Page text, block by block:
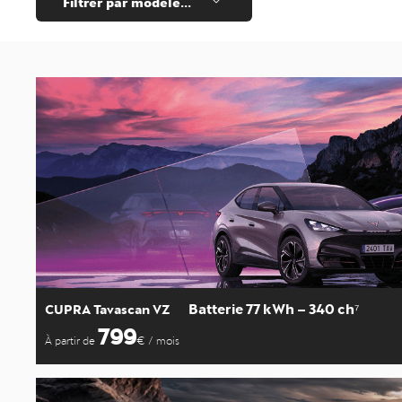
CUPRA Tavascan VZ Batterie 77 kWh – 340 ch⁷
À partir de799€ / mois